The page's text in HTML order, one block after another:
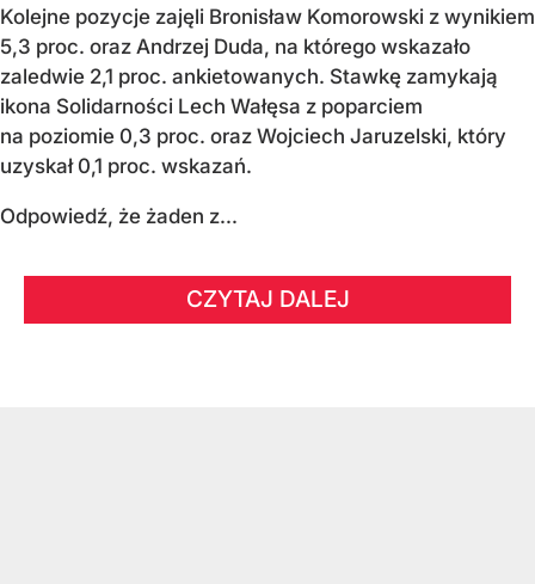
Kolejne pozycje zajęli Bronisław Komorowski z wynikiem
5,3 proc. oraz Andrzej Duda, na którego wskazało
zaledwie 2,1 proc. ankietowanych. Stawkę zamykają
ikona Solidarności Lech Wałęsa z poparciem
na poziomie 0,3 proc. oraz Wojciech Jaruzelski, który
uzyskał 0,1 proc. wskazań.
Odpowiedź, że żaden z...
CZYTAJ DALEJ